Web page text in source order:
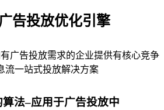
告投放优化引擎
广告投放需求的企业提供有核心竞争
流一站式投放解决方案
法–应用于广告投放中